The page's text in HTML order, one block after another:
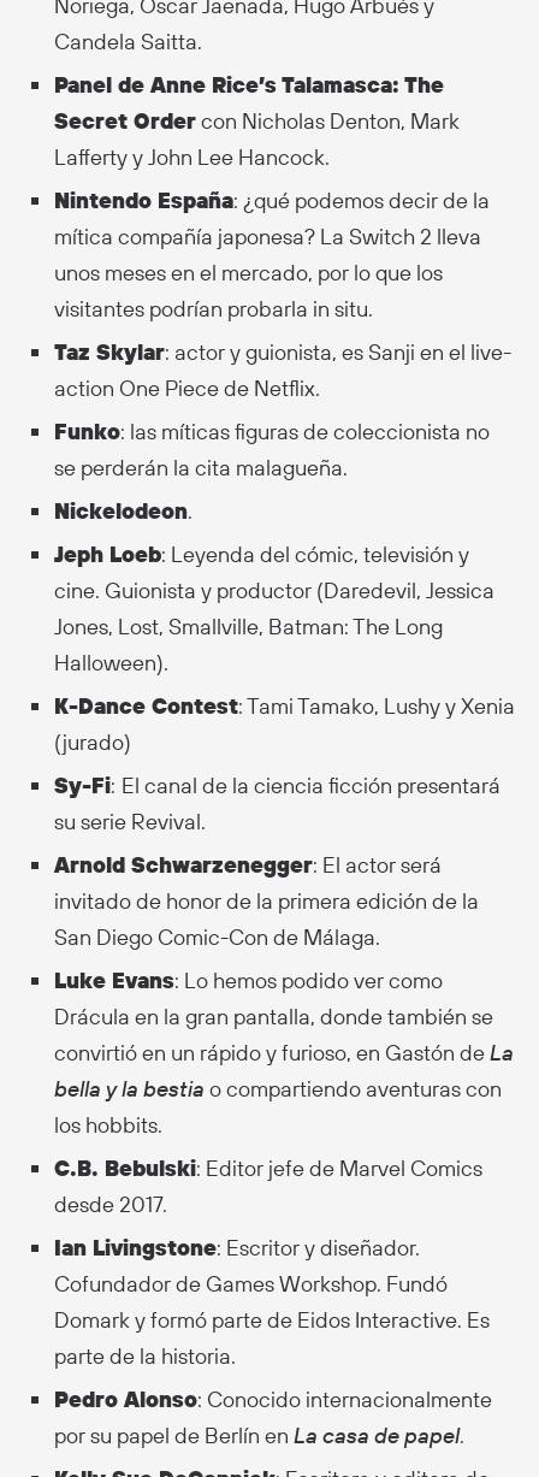
Candela Saitta.
Panel de Anne Rice’s Talamasca: The
Secret Ordercon Nicholas Denton, Mark
Lafferty y John Lee Hancock.
Nintendo España: ¿qué podemos decir de la
mítica compañía japonesa? La Switch 2 lleva
unos meses en el mercado, por lo que los
visitantes podrían probarla in situ.
Taz Skylar: actor y guionista, es Sanji en el live-
action One Piece de Netflix.
Funko: las míticas figuras de coleccionista no
se perderán la cita malagueña.
Nickelodeon.
Jeph Loeb: Leyenda del cómic, televisión y
cine. Guionista y productor (Daredevil, Jessica
Jones, Lost, Smallville, Batman: The Long
Halloween).
K-Dance Contest: Tami Tamako, Lushy y Xenia
(jurado)
Sy-Fi: El canal de la ciencia ficción presentará
su serie Revival.
Arnold Schwarzenegger: El actor será
invitado de honor de la primera edición de la
San Diego Comic-Con de Málaga.
Luke Evans: Lo hemos podido ver como
Drácula en la gran pantalla, donde también se
convirtió en un rápido y furioso, en Gastón deLa
bella y la bestia o compartiendo aventuras con
los hobbits.
C.B. Bebulski: Editor jefe de Marvel Comics
desde 2017.
Ian Livingstone: Escritor y diseñador.
Cofundador de Games Workshop. Fundó
Domark y formó parte de Eidos Interactive. Es
parte de la historia.
Pedro Alonso: Conocido internacionalmente
por su papel de Berlín en La casa de papel.